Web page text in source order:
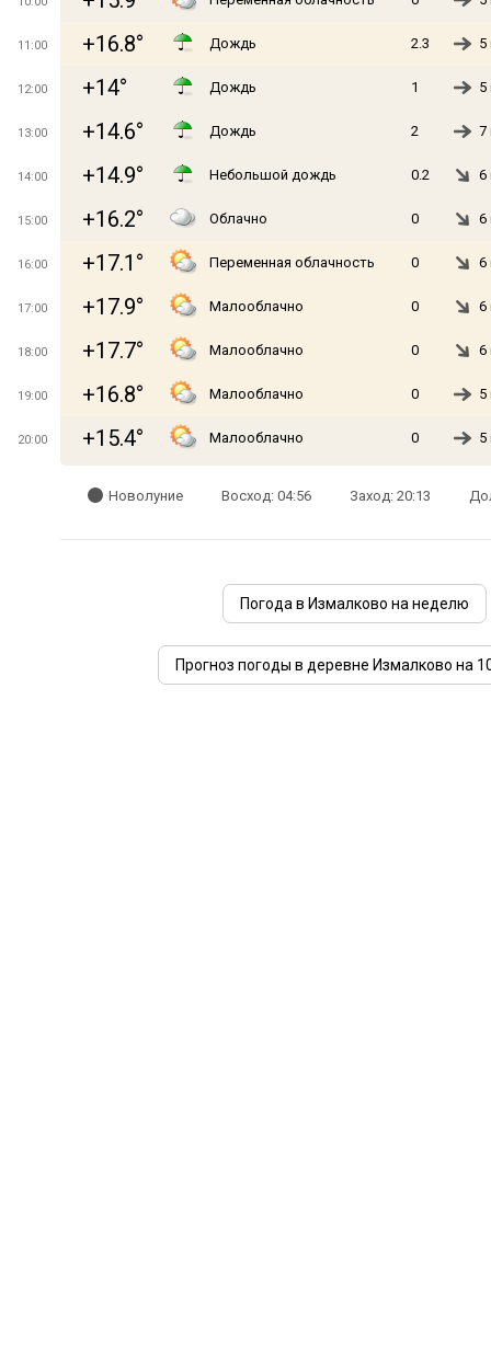
11:00 +16.8° Дождь 2.3 5
12:00 +14° Дождь 1 5
13:00 +14.6° Дождь 2 7
14:00 +14.9° Небольшой дождь 0.2 6
15:00 +16.2° Облачно 0 6
16:00 +17.1° Переменная облачность 0 6
17:00 +17.9° Малооблачно 0 6
18:00 +17.7° Малооблачно 0 6
19:00 +16.8° Малооблачно 0 5
20:00 +15.4° Малооблачно 0 5
Новолуние Восход: 04:56 Заход: 20:13
Погода в Измалково на неделю
Прогноз погоды в деревне Измалково на